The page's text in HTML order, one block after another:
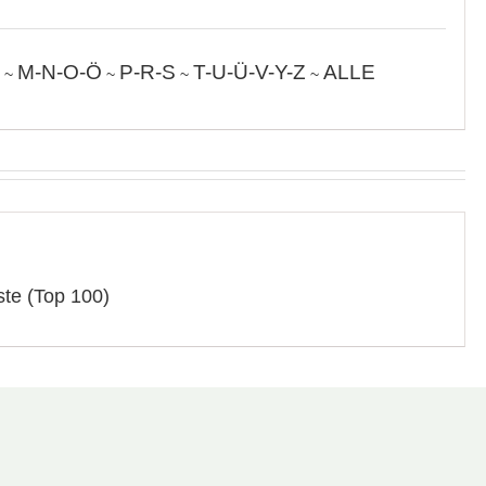
~ M-N-O-Ö ~ P-R-S ~ T-U-Ü-V-Y-Z ~ ALLE
(Top 100)